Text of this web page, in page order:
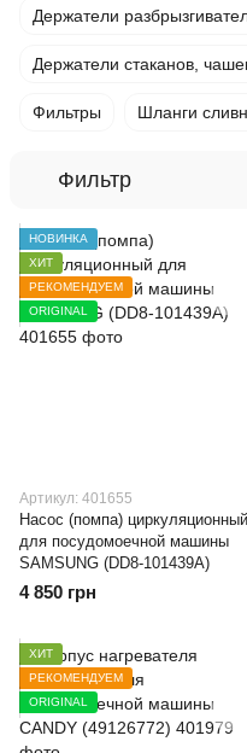
Держатели
Держатели стаканов,
Фильтры Шланги
Фильтр
НОВИНКА
ХИТ
РЕКОМЕНДУЕМ
ORIGINAL
Артикул: 401655
Насос (помпа) циркуляционный
для посудомоечной машины
SAMSUNG (DD8-101439A)
4 850 грн
ХИТ
РЕКОМЕНДУЕМ
ORIGINAL